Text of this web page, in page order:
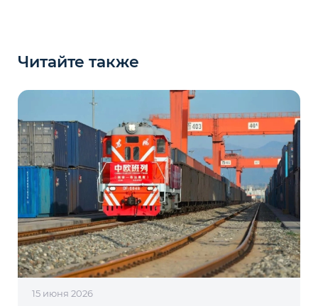
Читайте также
15 июня 2026